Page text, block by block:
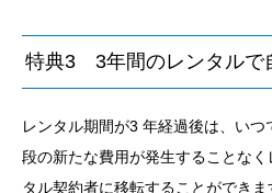
特典3 3年間のレンタルで
レンタル期間が3 年経過後は、い
段の新たな費用が発生することな
タル契約者に移転することができ